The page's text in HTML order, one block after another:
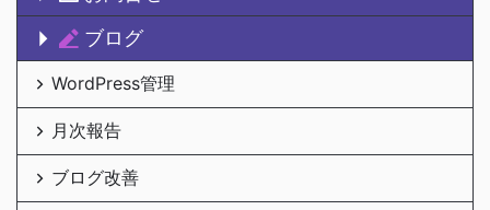
ブログ
WordPress管理
月次報告
ブログ改善